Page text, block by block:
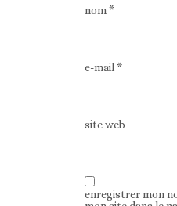
nom*
e-mail*
site web
enregistrer mon